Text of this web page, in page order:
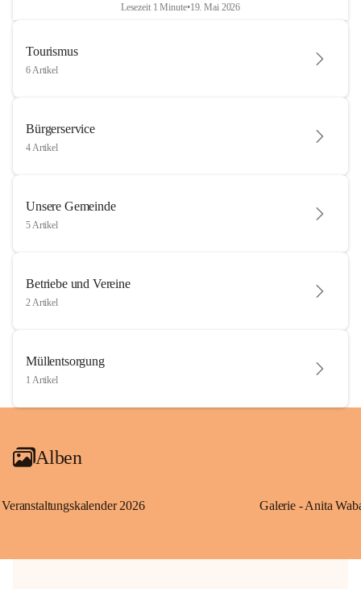
Lesezeit 1 Minute•19. Mai 2026
Tourismus
6 Artikel
Bürgerservice
4 Artikel
Unsere Gemeinde
5 Artikel
Betriebe und Vereine
2 Artikel
Müllentsorgung
1 Artikel
Alben
Veranstaltungskalender 2026 Galerie - Anita